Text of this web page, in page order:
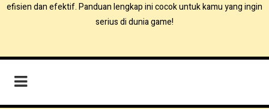
efisien dan efektif. Panduan lengkap ini cocok untuk kamu yang ingin
serius di dunia game!